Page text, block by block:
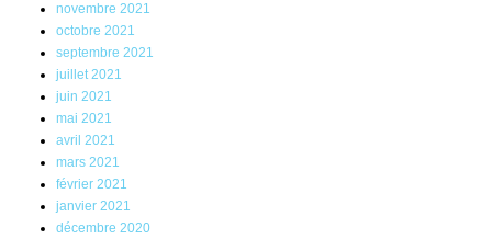
novembre 2021
octobre 2021
septembre 2021
juillet 2021
juin 2021
mai 2021
avril 2021
mars 2021
février 2021
janvier 2021
décembre 2020